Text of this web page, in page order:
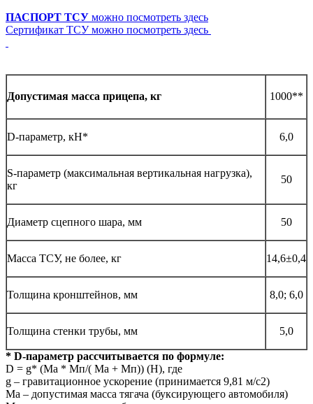
ПАСПОРТ ТСУ можно посмотреть здесь
Сертификат ТСУ можно посмотреть здесь
Допустимая масса прицепа, кг 1000**
D-параметр, кН* 6,0
S-параметр (максимальная вертикальная нагрузка),
кг
50
Диаметр сцепного шара, мм 50
Масса ТСУ, не более, кг 14,6±0,4
Толщина кронштейнов, мм 8,0; 6,0
Толщина стенки трубы, мм 5,0
* D-параметр рассчитывается по формуле:
D = g* (Mа * Мп/( Mа + Мп)) (Н), где
g – гравитационное ускорение (принимается 9,81 м/с2)
Mа – допустимая масса тягача (буксирующего автомобиля)